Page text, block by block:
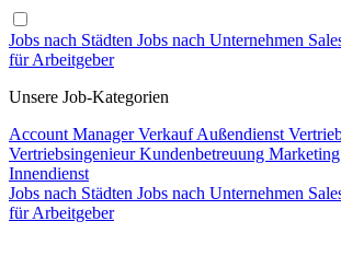
Jobs nach Städten Jobs nach Unternehmen
für Arbeitgeber
Unsere Job-Kategorien
Account ManagerVerkaufAußendienst
VertriebsingenieurKundenbetreuung Marketing
Innendienst
Jobs nach Städten Jobs nach Unternehmen
für Arbeitgeber